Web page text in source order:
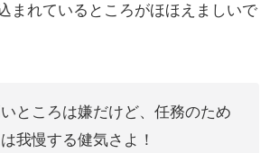
まれているところがほほえましいで
ところは嫌だけど、任務のため
我慢する健気さよ！